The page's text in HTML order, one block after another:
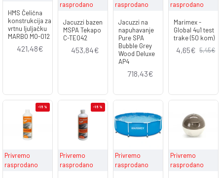
HMS Čelična
konstrukcija za
vrtnu ljuljačku
MARBO MO-012
421,48€
rasprodano
Jacuzzi bazen
MSPA Tekapo
C-TE042
453,84€
rasprodano
Jacuzzi na
napuhavanje
Pure SPA
Bubble Grey
Wood Deluxe
AP4
718,43€
rasprodano
Marimex -
Global 4u1 test
trake (50 kom)
4,65€ 5,45€
-15 %
Privremo
rasprodano
-15 %
Privremo
rasprodano
Privremo
rasprodano
Privremo
rasprodano